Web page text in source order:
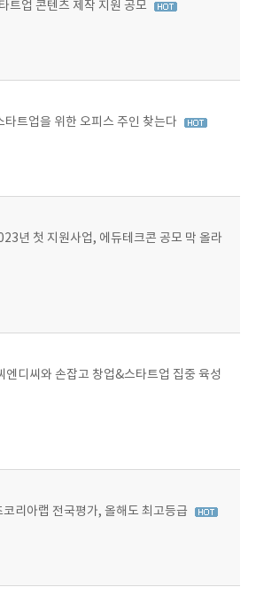
트업 콘텐츠 제작 지원 공모
트업을 위한 오피스 주인 찾는다
년 첫 지원사업, 에듀테크콘 공모 막 올라
엔디씨와 손잡고 창업&스타트업 집중 육성
리아랩 전국평가, 올해도 최고등급